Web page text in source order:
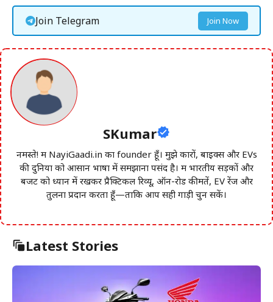
Join Telegram Join Now
SKumar
नमस्ते! मैं NayiGaadi.in का founder हूँ। मुझे कारों, बाइक्स और EVs
की दुनिया को आसान भाषा में समझाना पसंद है। मैं भारतीय सड़कों और
बजट को ध्यान में रखकर प्रैक्टिकल रिव्यू, ऑन-रोड कीमतें, EV रेंज और
तुलना प्रदान करता हूँ—ताकि आप सही गाड़ी चुन सकें।
Latest Stories